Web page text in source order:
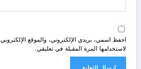
احفظ اسمي، بريدي الإلكتروني، والموقع
لاستخدامها المرة المقبلة في تعليقي.